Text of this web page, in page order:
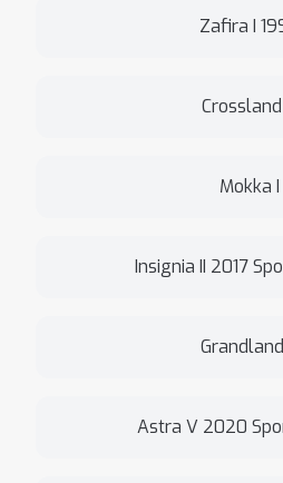
Zafira I
Mokka I
Insignia II 2017
Astra V 2020